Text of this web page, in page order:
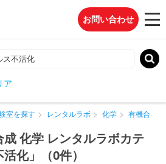
お問い合わせ
ア
室を探す レンタルラボ 化学
有機合
化学 レンタルラボカテ
化」（0件）